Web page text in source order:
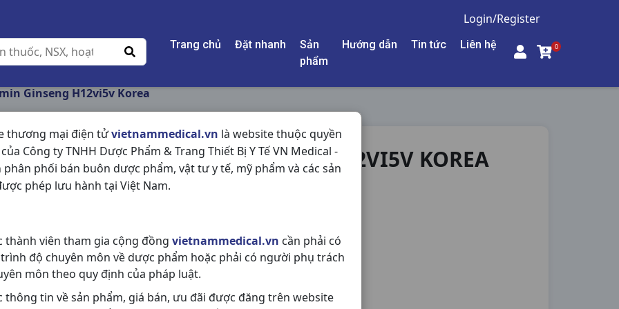
Login/Register
Trang chủ Đặt nhanh
Sản
phẩm
Hướng dẫn Tin tức Liên hệ 0
thương mại điện tửvietnammedical.vn là website thuộc quyền
Công ty TNHH Dược Phẩm & Trang Thiết Bị Y Tế VN Medical -
phân phối bán buôn dược phẩm, vật tư y tế, mỹ phẩm và các sản
phép lưu hành tại Việt Nam.
thành viên tham gia cộng đồng vietnammedical.vn cần phải có
độ chuyên môn về dược phẩm hoặc phải có người phụ trách
môn theo quy định của pháp luật.
thông tin về sản phẩm, giá bán, ưu đãi được đăng trên website
Ginseng H12vi5v Korea
HOMTAMIN GINSENG H12VI5V KOREA
NSX:Korea
Chia sẻ qua mạng xã hội: